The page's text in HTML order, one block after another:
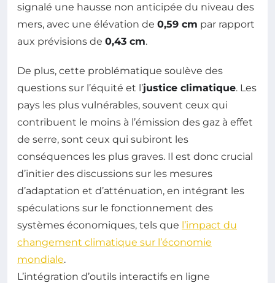
signalé une hausse non anticipée du niveau des
mers, avec une élévation de 0,59 cm par rapport
aux prévisions de 0,43 cm.
De plus, cette problématique soulève des
questions sur l’équité et l’justice climatique. Les
pays les plus vulnérables, souvent ceux qui
contribuent le moins à l’émission des gaz à effet
de serre, sont ceux qui subiront les
conséquences les plus graves. Il est donc crucial
d’initier des discussions sur les mesures
d’adaptation et d’atténuation, en intégrant les
spéculations sur le fonctionnement des
systèmes économiques, tels que l’impact du
changement climatique sur l’économie
mondiale.
L’intégration d’outils interactifs en ligne